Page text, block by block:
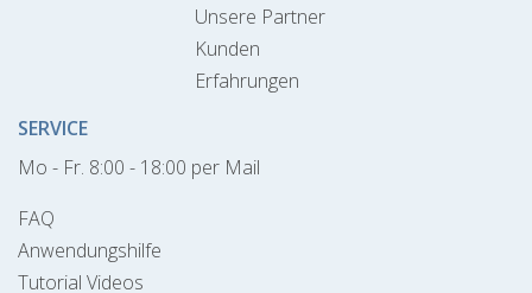
Unsere Partner
Kunden
Erfahrungen
SERVICE
Mo - Fr. 8:00 - 18:00 per Mail
FAQ
Anwendungshilfe
Tutorial Videos